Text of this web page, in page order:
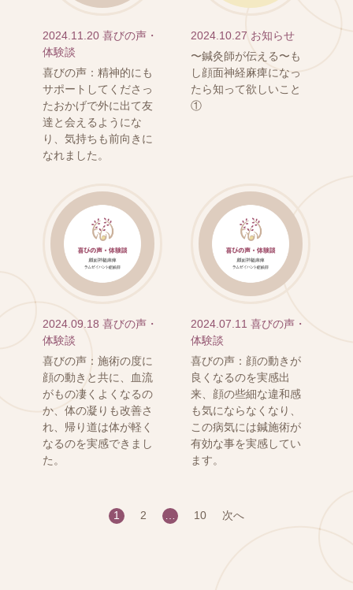
2024.11.20 喜びの声・
体験談
喜びの声：精神的にも
サポートしてくださっ
たおかげで外に出て友
達と会えるようにな
り、気持ちも前向きに
なれました。
2024.10.27 お知らせ
〜鍼灸師が伝える〜も
し顔面神経麻痺になっ
たら知って欲しいこと
①
2024.09.18 喜びの声・
体験談
喜びの声：施術の度に
顔の動きと共に、血流
がもの凄くよくなるの
か、体の凝りも改善さ
れ、帰り道は体が軽く
なるのを実感できまし
た。
2024.07.11 喜びの声・
体験談
喜びの声：顔の動きが
良くなるのを実感出
来、顔の些細な違和感
も気にならなくなり、
この病気には鍼施術が
有効な事を実感してい
ます。
1 2 … 10 次へ